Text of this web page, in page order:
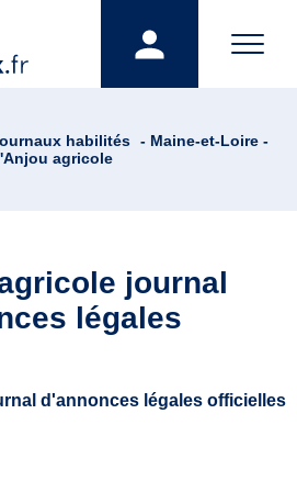
habilités - Maine-et-Loire -
agricole
journal
légales
d'annonces légales officielles